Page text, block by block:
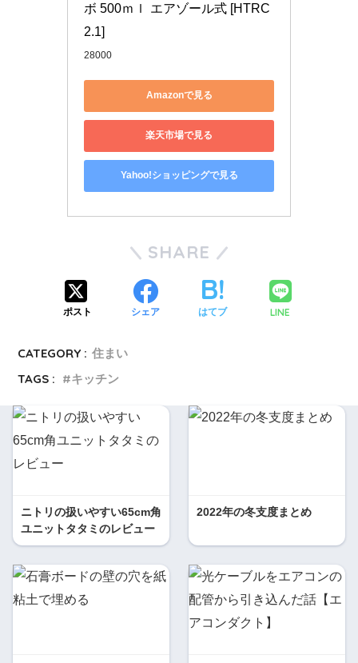
ボ 500ｍｌ エアゾール式 [HTRC
2.1]
28000
Amazonで見る
楽天市場で見る
Yahoo!ショッピングで見る
SHARE
ポスト シェア はてブ LINE
CATEGORY : 住まい
TAGS :
キッチン
ニトリの扱いやすい65cm角
ユニットタタミのレビュー
2022年の冬支度まとめ